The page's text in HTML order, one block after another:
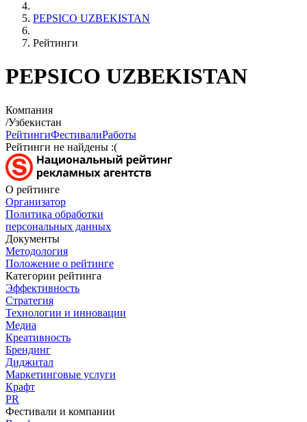
PEPSICO UZBEKISTAN
Рейтинги
PEPSICO UZBEKISTAN
Компания
/Узбекистан
РейтингиФестивалиРаботы
Рейтинги не найдены :(
О рейтинге
Организатор
Политика обработки
персональных данных
Документы
Методология
Положение о рейтинге
Категории рейтинга
Эффективность
Стратегия
Технологии и инновации
Медиа
Креативность
Брендинг
Диджитал
Маркетинговые услуги
Крафт
PR
Фестивали и компании